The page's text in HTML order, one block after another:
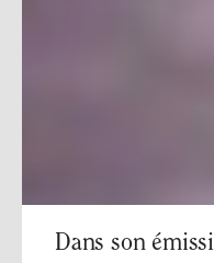
Dans son